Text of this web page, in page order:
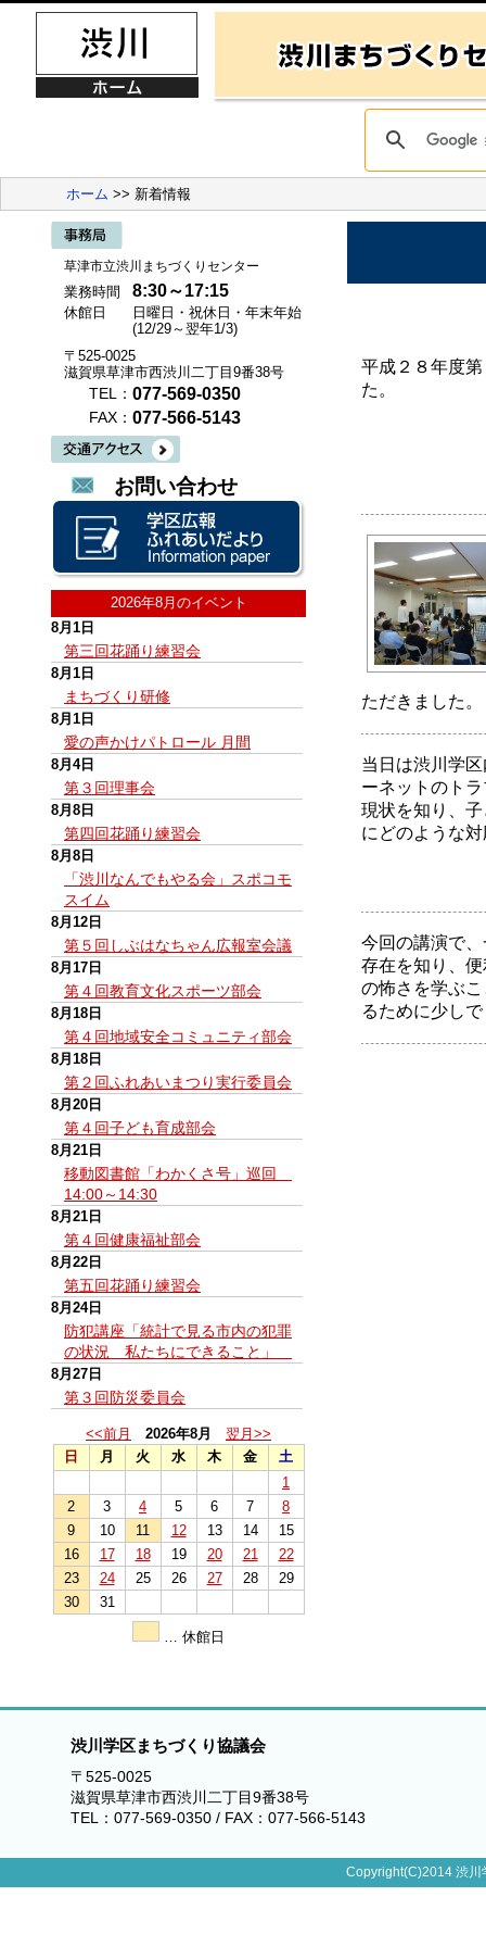
ホーム >> 新着情報
草津市立渋川まちづくりセンター
業務時間 8:30～17:15
休館日
日曜日・祝休日・年末年始
(12/29～翌年1/3)
〒525-0025
滋賀県草津市西渋川二丁目9番38号
TEL： 077-569-0350
FAX： 077-566-5143
お問い合わせ
2026年8月のイベント
8月1日
第三回花踊り練習会
8月1日
まちづくり研修
8月1日
愛の声かけパトロール 月間
8月4日
第３回理事会
8月8日
第四回花踊り練習会
8月8日
「渋川なんでもやる会」スポコモ
スイム
8月12日
第５回しぶはなちゃん広報室会議
8月17日
第４回教育文化スポーツ部会
8月18日
第４回地域安全コミュニティ部会
8月18日
第２回ふれあいまつり実行委員会
8月20日
第４回子ども育成部会
8月21日
移動図書館「わかくさ号」巡回
14:00～14:30
8月21日
第４回健康福祉部会
8月22日
第五回花踊り練習会
8月24日
防犯講座「統計で見る市内の犯罪
の状況 私たちにできること」
8月27日
第３回防災委員会
<<前月 2026年8月
翌月>>
日
月 火 水 木 金
土
1
2
3 4 5 6 7
8
9
10 11 12 13 14
15
16
17 18 19 20 21
22
23
24 25 26 27 28
29
30
31
… 休館日
平成２８年度
た。
ただきました。
当日は渋川学
ーネットのト
現状を知り、
にどのような
今回の講演で
存在を知り、
の怖さを学ぶ
るために少し
渋川学区まちづくり協議会
〒525-0025
滋賀県草津市西渋川二丁目9番38号
TEL：077-569-0350 / FAX：077-566-5143
Copyright(C)2014 渋川